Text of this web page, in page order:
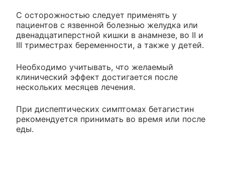
С осторожностью следует применять у
пациентов с язвенной болезнью желудка или
двенадцатиперстной кишки в анамнезе, во II и
III триместрах беременности, а также у детей.
Необходимо учитывать, что желаемый
клинический эффект достигается после
нескольких месяцев лечения.
При диспептических симптомах бетагистин
рекомендуется принимать во время или после
еды.